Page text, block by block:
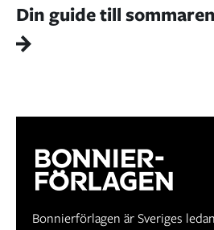
Din guide till
Bonnierförlagen är Sveriges